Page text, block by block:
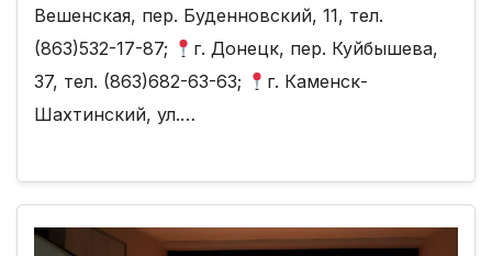
Вешенская, пер. Буденновский, 11, тел.
(863)532-17-87;
г. Донецк, пер. Куйбышева,
37, тел. (863)682-63-63;
г. Каменск-
Шахтинский, ул.…